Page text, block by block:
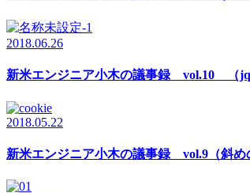
2018.06.26
新米エンジニア小木の議事録 vol.10 （
2018.05.22
新米エンジニア小木の議事録 vol.9（斜め